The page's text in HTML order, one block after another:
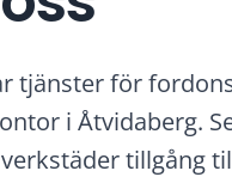
tjänster för
i Åtvidaberg.
tillgång